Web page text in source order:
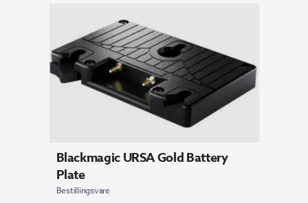
Blackmagic URSA Gold Battery
Plate
Bestillingsvare